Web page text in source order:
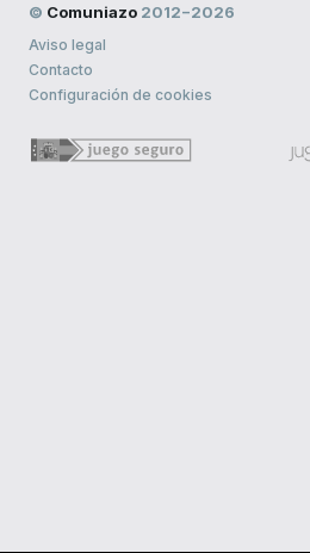
© Comuniazo 2012−2026
Aviso legal
Contacto
Configuración de cookies